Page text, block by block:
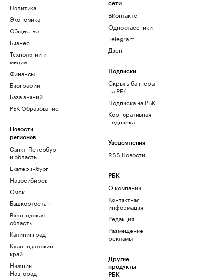
Политика
Экономика
Общество
Бизнес
Технологии и
медиа
Финансы
Биографии
База знаний
РБК Образование
Новости
регионов
Санкт-Петербург
и область
Екатеринбург
Новосибирск
Омск
Башкортостан
Вологодская
область
Калининград
Краснодарский
край
Нижний
Новгород
сети
ВКонтакте
Одноклассники
Telegram
Дзен
Подписки
Скрыть баннеры
на РБК
Подписка на РБК
Корпоративная
подписка
Уведомления
RSS Новости
РБК
О компании
Контактная
информация
Редакция
Размещение
рекламы
Другие
продукты
РБК